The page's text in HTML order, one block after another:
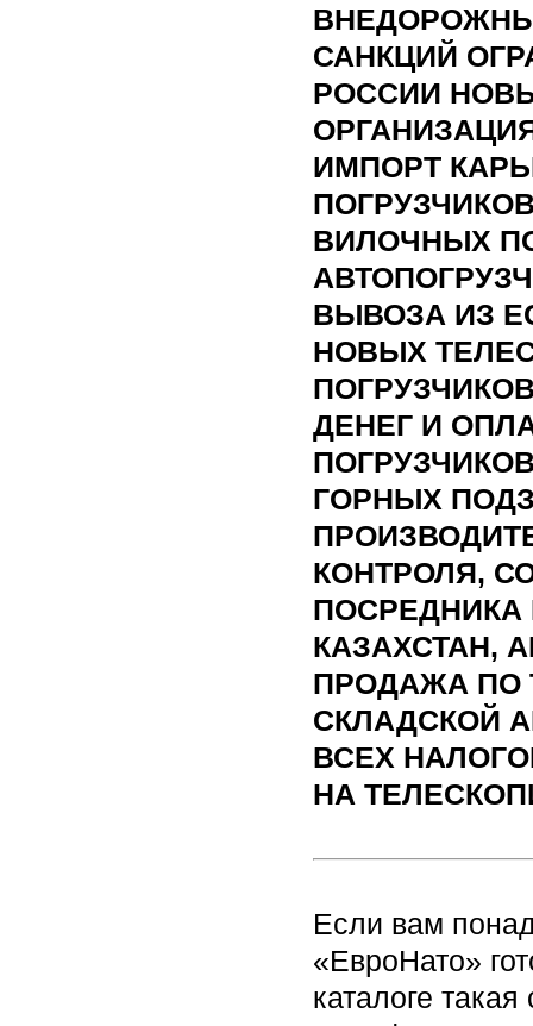
САНКЦИЙ
РОССИИ
ИМПОРТ
ВИЛОЧНЫХ
ВЫВОЗА ИЗ
НОВЫХ
ДЕНЕГ И
ГОРНЫХ
КОНТРОЛЯ,
ПОСРЕДНИКА
КАЗАХСТАН,
ПРОДАЖА ПО
СКЛАДСКОЙ
ВСЕХ
НА
Если вам
«ЕвроНато»
каталоге